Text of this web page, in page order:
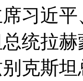
习近
统拉
克斯